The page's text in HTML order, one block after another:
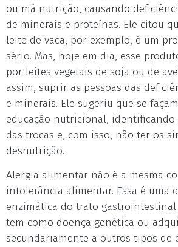
ou má nutrição, causando
de minerais e proteínas. Ele citou
leite de vaca, por exemplo, é um
sério. Mas, hoje em dia, esse
por leites vegetais de soja ou de
assim, suprir as pessoas das
e minerais. Ele sugeriu que se
educação nutricional, identificando
das trocas e, com isso, não ter os
desnutrição.
Alergia alimentar não é a mesma
intolerância alimentar. Essa é uma
enzimática do trato gastrointestinal
tem como doença genética ou
secundariamente a outros tipos de